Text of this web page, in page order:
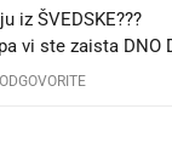
iz ŠVEDSKE???
vi ste zaista DNO
ODGOVORITE